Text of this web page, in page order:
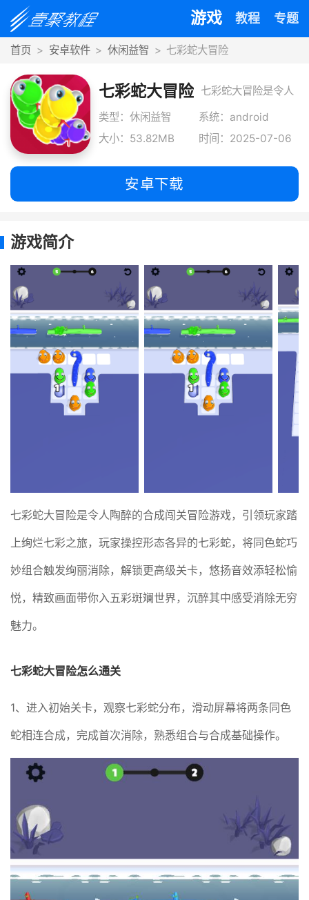
游戏 教程 专题
首页 安卓软件 休闲益智 七彩蛇大冒险
七彩蛇大冒险 七彩蛇大冒险是令人
陶醉的合成闯关冒险
游戏，引领玩家踏上
绚烂七
类型：休闲益智
系统：android
大小：53.82MB
时间：2025-07-06
安卓下载
游戏简介
七彩蛇大冒险是令人陶醉的合成闯关冒险游戏，引领玩家踏
上绚烂七彩之旅，玩家操控形态各异的七彩蛇，将同色蛇巧
妙组合触发绚丽消除，解锁更高级关卡，悠扬音效添轻松愉
悦，精致画面带你入五彩斑斓世界，沉醉其中感受消除无穷
魅力。
七彩蛇大冒险怎么通关
1、进入初始关卡，观察七彩蛇分布，滑动屏幕将两条同色
蛇相连合成，完成首次消除，熟悉组合与合成基础操作。